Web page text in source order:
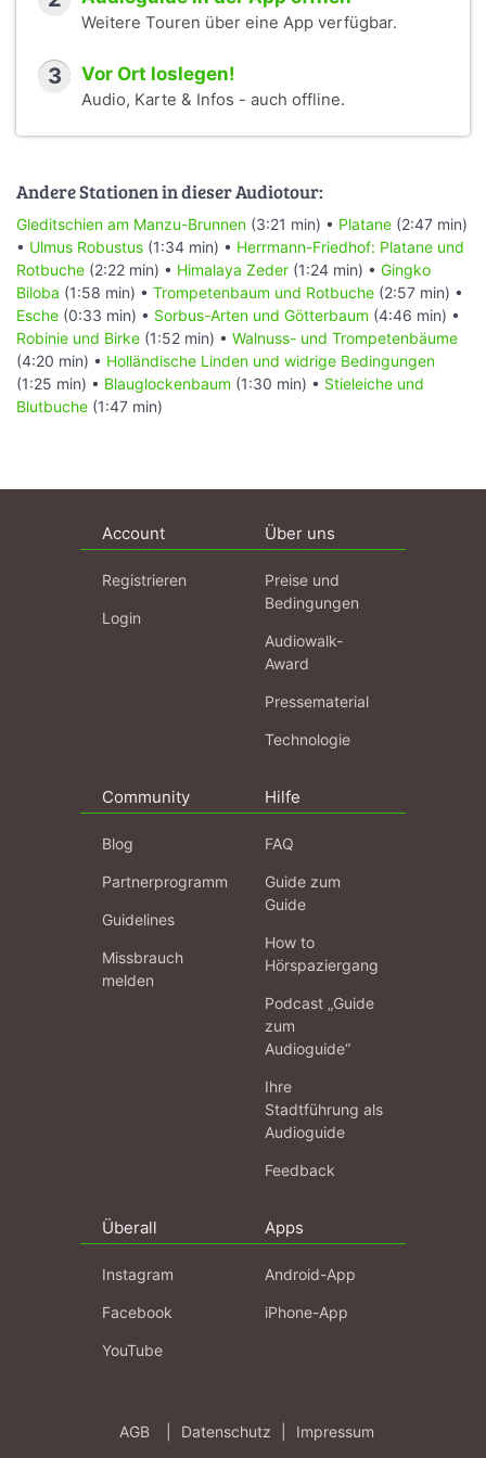
Weitere Touren über eine App verfügbar.
3 Vor Ort loslegen!
Audio, Karte & Infos - auch offline.
Andere Stationen in dieser Audiotour:
Gleditschien am Manzu-Brunnen (3:21 min) • Platane (2:47 min)
• Ulmus Robustus (1:34 min) • Herrmann-Friedhof: Platane und
Rotbuche (2:22 min) • Himalaya Zeder (1:24 min) • Gingko
Biloba (1:58 min) • Trompetenbaum und Rotbuche (2:57 min) •
Esche (0:33 min) • Sorbus-Arten und Götterbaum (4:46 min) •
Robinie und Birke (1:52 min) • Walnuss- und Trompetenbäume
(4:20 min) • Holländische Linden und widrige Bedingungen
(1:25 min) • Blauglockenbaum (1:30 min) • Stieleiche und
Blutbuche (1:47 min)
Account
Registrieren
Login
Über uns
Preise und
Bedingungen
Audiowalk-
Award
Pressematerial
Technologie
Community
Blog
Partnerprogramm
Guidelines
Missbrauch
melden
Hilfe
FAQ
Guide zum
Guide
How to
Hörspaziergang
Podcast „Guide
zum
Audioguide“
Ihre
Stadtführung als
Audioguide
Feedback
Überall
Instagram
Facebook
YouTube
Apps
Android-App
iPhone-App
AGB Datenschutz Impressum